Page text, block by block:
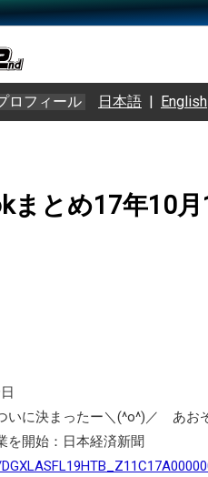
ロフィール 日本語 | English
まとめ17年10月
日
いに決まったー＼(^o^)／ あお
開始：日本経済新聞